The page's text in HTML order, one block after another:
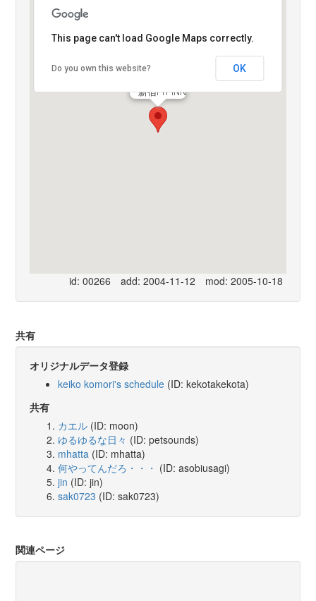
新宿PIT INN
This page can't load Google Maps correctly.
Do you own this website? OK
id: 00266 add: 2004-11-12 mod: 2005-10-18
共有
オリジナルデータ登録
keiko komori's schedule (ID: kekotakekota)
共有
カエル (ID: moon)
ゆるゆるな日々 (ID: petsounds)
mhatta (ID: mhatta)
何やってんだろ・・・ (ID: asobiusagi)
jin (ID: jin)
sak0723 (ID: sak0723)
関連ページ